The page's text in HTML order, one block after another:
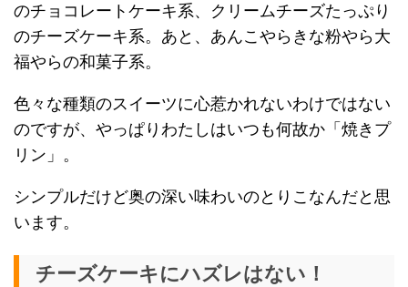
のチョコレートケーキ系、クリームチーズたっぷり
のチーズケーキ系。あと、あんこやらきな粉やら大
福やらの和菓子系。
色々な種類のスイーツに心惹かれないわけではない
のですが、やっぱりわたしはいつも何故か「焼きプ
リン」。
シンプルだけど奥の深い味わいのとりこなんだと思
います。
チーズケーキにハズレはない！